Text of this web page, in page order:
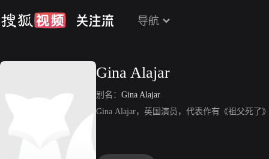
导航
Gina Alajar
别名： Gina Alajar
Gina Alajar，英国演员，代表作有《祖父死了